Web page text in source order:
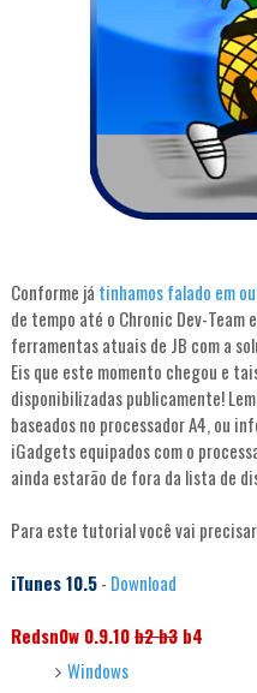
Conforme já tinhamos falado em
de tempo até o Chronic Dev-Team
ferramentas atuais de JB com a
Eis que este momento chegou e
disponibilizadas publicamente!
baseados no processador A4, ou
iGadgets equipados com o
ainda estarão de fora da lista de
Para este tutorial você vai
iTunes 10.5- Download
Redsn0w 0.9.10b2 b3b4
Windows